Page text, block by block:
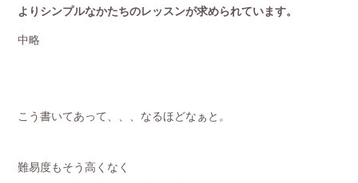
よりシンプルなかたちのレッスンが求められています。
中略
こう書いてあって、、、なるほどなぁと。
難易度もそう高くなく